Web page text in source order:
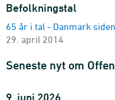
Befolkningstal
65 år i tal - Danmark
29. april 2014
Seneste nyt om
9. juni 2026